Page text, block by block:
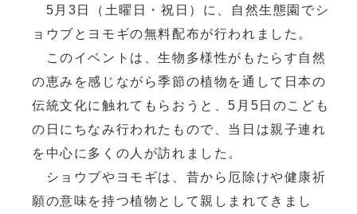
5月3日（土曜日・祝日）に、自然生態園でシ
ョウブとヨモギの無料配布が行われました。
このイベントは、生物多様性がもたらす自然
の恵みを感じながら季節の植物を通して日本の
伝統文化に触れてもらおうと、5月5日のこども
の日にちなみ行われたもので、当日は親子連れ
を中心に多くの人が訪れました。
ショウブやヨモギは、昔から厄除けや健康祈
願の意味を持つ植物として親しまれてきまし